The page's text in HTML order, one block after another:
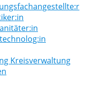
Kreisverwaltung